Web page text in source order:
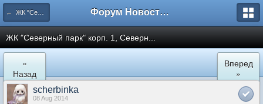
← ЖК "Северный Парк" Форум Новостройки
ЖК "Северный парк" корп. 1, Северн...
«
Назад
Вперед
»
scherbinka
08 Aug 2014